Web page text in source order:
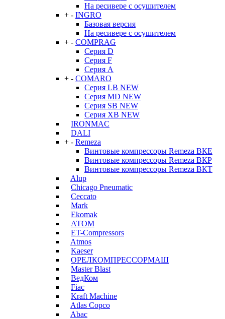
На ресивере с осушителем
+ - INGRO
Базовая версия
На ресивере с осушителем
+ - COMPRAG
Серия D
Серия F
Серия А
+ - COMARO
Серия LB NEW
Серия MD NEW
Серия SB NEW
Серия XB NEW
IRONMAC
DALI
+ - Remeza
Винтовые компрессоры Remeza ВКЕ
Винтовые компрессоры Remeza ВКР
Винтовые компрессоры Remeza ВКТ
Alup
Chicago Pneumatic
Ceccato
Mark
Ekomak
АТОМ
ET-Compressors
Atmos
Kaeser
ОРЕЛКОМПРЕССОРМАШ
Master Blast
ВедКом
Fiac
Kraft Machine
Atlas Copco
Abac